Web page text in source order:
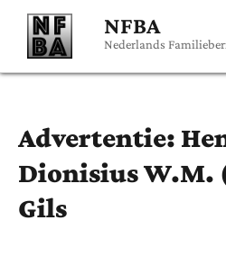
NFBA
Nederlands
Advertentie:
Dionisius W.M.
Gils